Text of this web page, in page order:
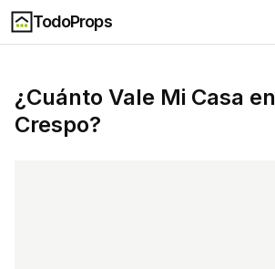
TodoProps
¿Cuánto Vale Mi Casa en
Crespo?